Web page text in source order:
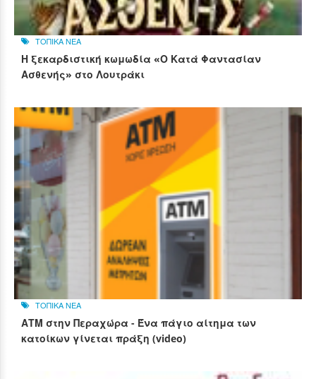
ΤΟΠΙΚΑ ΝΕΑ
Η ξεκαρδιστική κωμωδία «Ο Κατά Φαντασίαν
Ασθενής» στο Λουτράκι
ΤΟΠΙΚΑ ΝΕΑ
ΑΤΜ στην Περαχώρα - Ένα πάγιο αίτημα των
κατοίκων γίνεται πράξη (video)